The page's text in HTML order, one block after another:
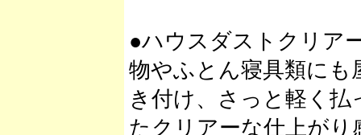
●ハウスダストクリア
物やふとん寝具類にも
き付け、さっと軽く
たクリアーな仕上がり